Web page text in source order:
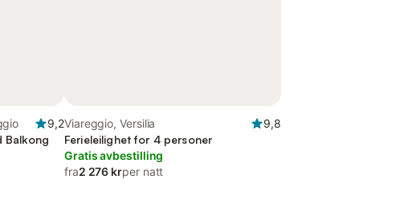
9,2
Balkong
Viareggio, Versilia
9,8
Ferieleilighet for 4 personer
Gratis avbestilling
fra2 276 krper natt